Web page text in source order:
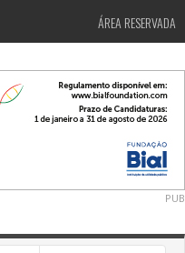
ÁREA RESERVADA
PUB